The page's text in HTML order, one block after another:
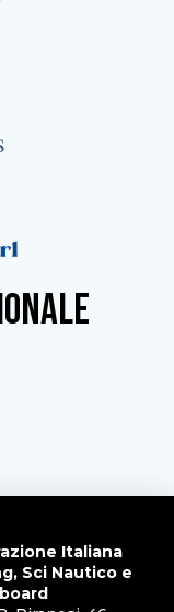
Italiana
Sci Nautico e